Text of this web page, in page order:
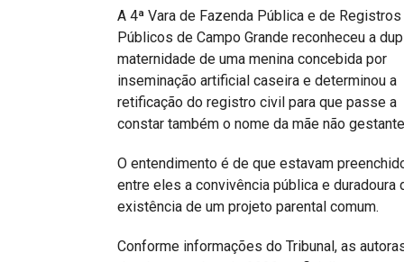
Encontre um Escritório
IBDFAM Educacional
A 4ª Vara de Fazenda Pública e de Registros
Públicos de Campo Grande reconheceu a
maternidade de uma menina concebida por
inseminação artificial caseira e determinou a
retificação do registro civil para que passe a
constar também o nome da mãe não
O entendimento é de que estavam
entre eles a convivência pública e
existência de um projeto parental comum.
Conforme informações do Tribunal, as